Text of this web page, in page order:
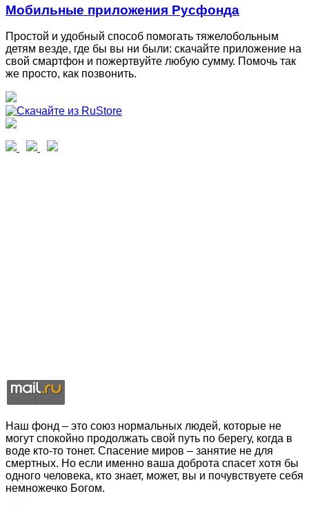
Мобильные приложения Русфонда
Простой и удобный способ помогать тяжелобольным
детям везде, где бы вы ни были: скачайте приложение на
свой смартфон и пожертвуйте любую сумму. Помочь так
же просто, как позвонить.
Наш фонд – это союз нормальных людей, которые не
могут спокойно продолжать свой путь по берегу, когда в
воде кто-то тонет. Спасение миров – занятие не для
смертных. Но если именно ваша доброта спасет хотя бы
одного человека, кто знает, может, вы и почувствуете себя
немножечко Богом.